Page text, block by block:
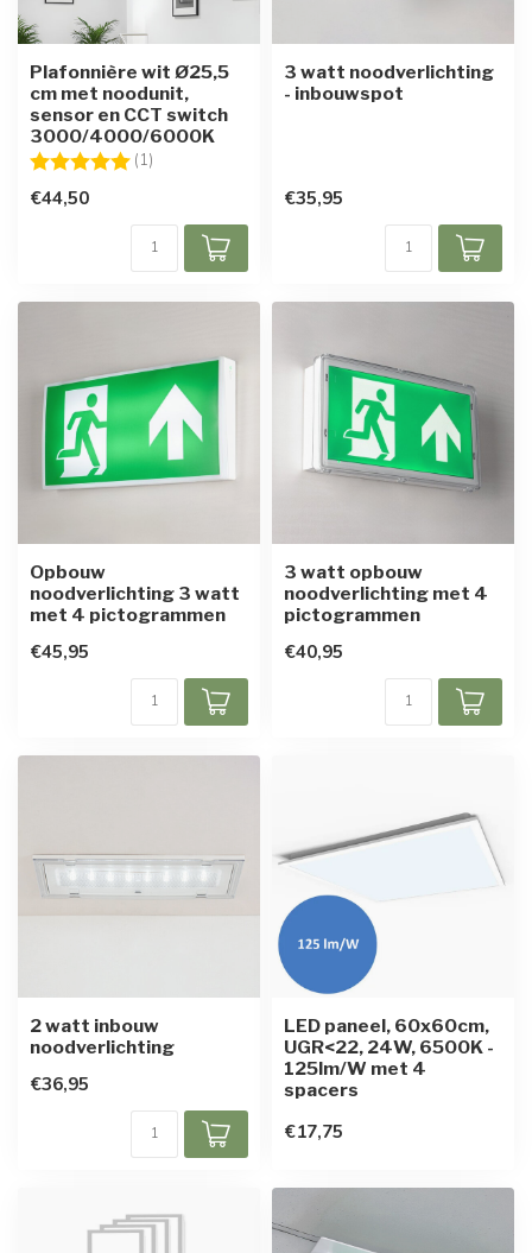
Plafonnière wit Ø25,5
cm met noodunit,
sensor en CCT switch
3000/4000/6000K
Beoordeling: (1)
€44,50
3 watt noodverlichting
- inbouwspot
€35,95
Opbouw
noodverlichting 3 watt
met 4 pictogrammen
€45,95
3 watt opbouw
noodverlichting met 4
pictogrammen
€40,95
2 watt inbouw
noodverlichting
€36,95
LED paneel, 60x60cm,
UGR<22, 24W, 6500K -
125lm/W met 4
spacers
€17,75